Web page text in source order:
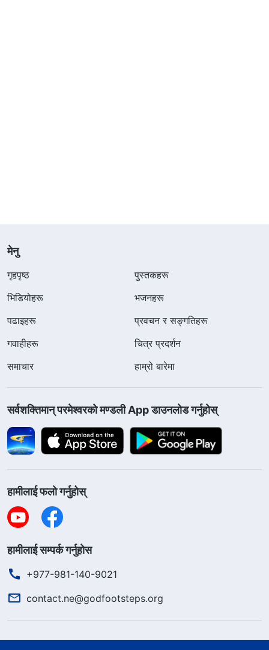
मेनु
गृहपृष्ठ
पुस्तकहरू
भिडियोहरू
भजनहरू
पढाइहरू
प्रवचन र सङ्गतिहरू
गवाहीहरू
चित्र प्रदर्शन
समाचार
हाम्रो बारेमा
सर्वशक्तिमान्‌ परमेश्‍वरको मण्डली App डाउनलोड गर्नुहोस्
हामीलाई फलो गर्नुहोस्
हामीलाई सम्पर्क गर्नुहोस
+977-981-140-9021
contact.ne@godfootsteps.org